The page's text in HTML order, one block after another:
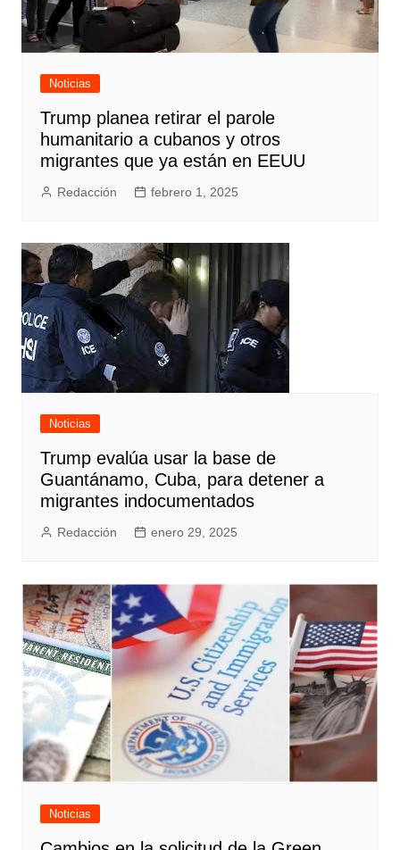
Noticias
Trump planea retirar el parole
humanitario a cubanos y otros
migrantes que ya están en EEUU
Redacción febrero 1, 2025
Noticias
Trump evalúa usar la base de
Guantánamo, Cuba, para detener a
migrantes indocumentados
Redacción enero 29, 2025
Noticias